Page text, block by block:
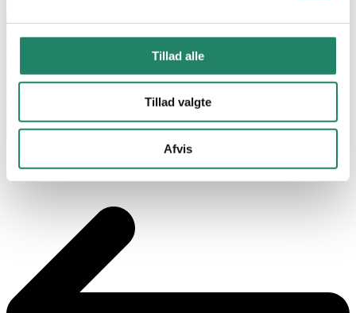
Tillad alle
Tillad valgte
Afvis